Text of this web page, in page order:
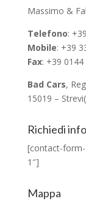
Massimo &
Telefono:
Mobile: +39
Fax: +39 0144
Bad Cars,
15019 –
Richiedi
[contact-form-
1″]
Mappa